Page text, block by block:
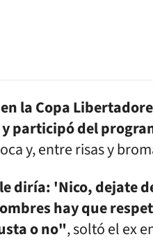
la Copa
participó del
y, entre risas y
diría: 'Nico, dejate
hay que
o no", soltó el ex